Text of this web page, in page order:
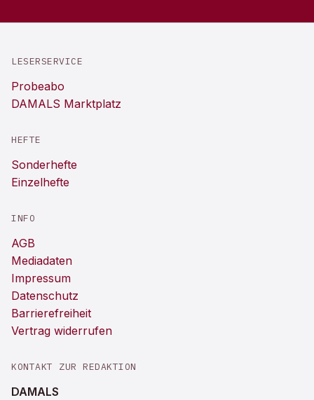
LESERSERVICE
Probeabo
DAMALS Marktplatz
HEFTE
Sonderhefte
Einzelhefte
INFO
AGB
Mediadaten
Impressum
Datenschutz
Barrierefreiheit
Vertrag widerrufen
KONTAKT ZUR REDAKTION
DAMALS